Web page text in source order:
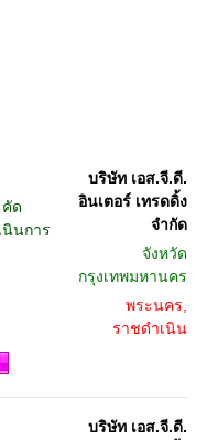
ด
นินการ
บริษัท เอส.จี.ดี.
อินเตอร์ เทรดดิ้ง
จำกัด
จังหวัด
กรุงเทพมหานคร
พระนคร,
ราชดำเนิน
บริษัท เอส.จี.ดี.